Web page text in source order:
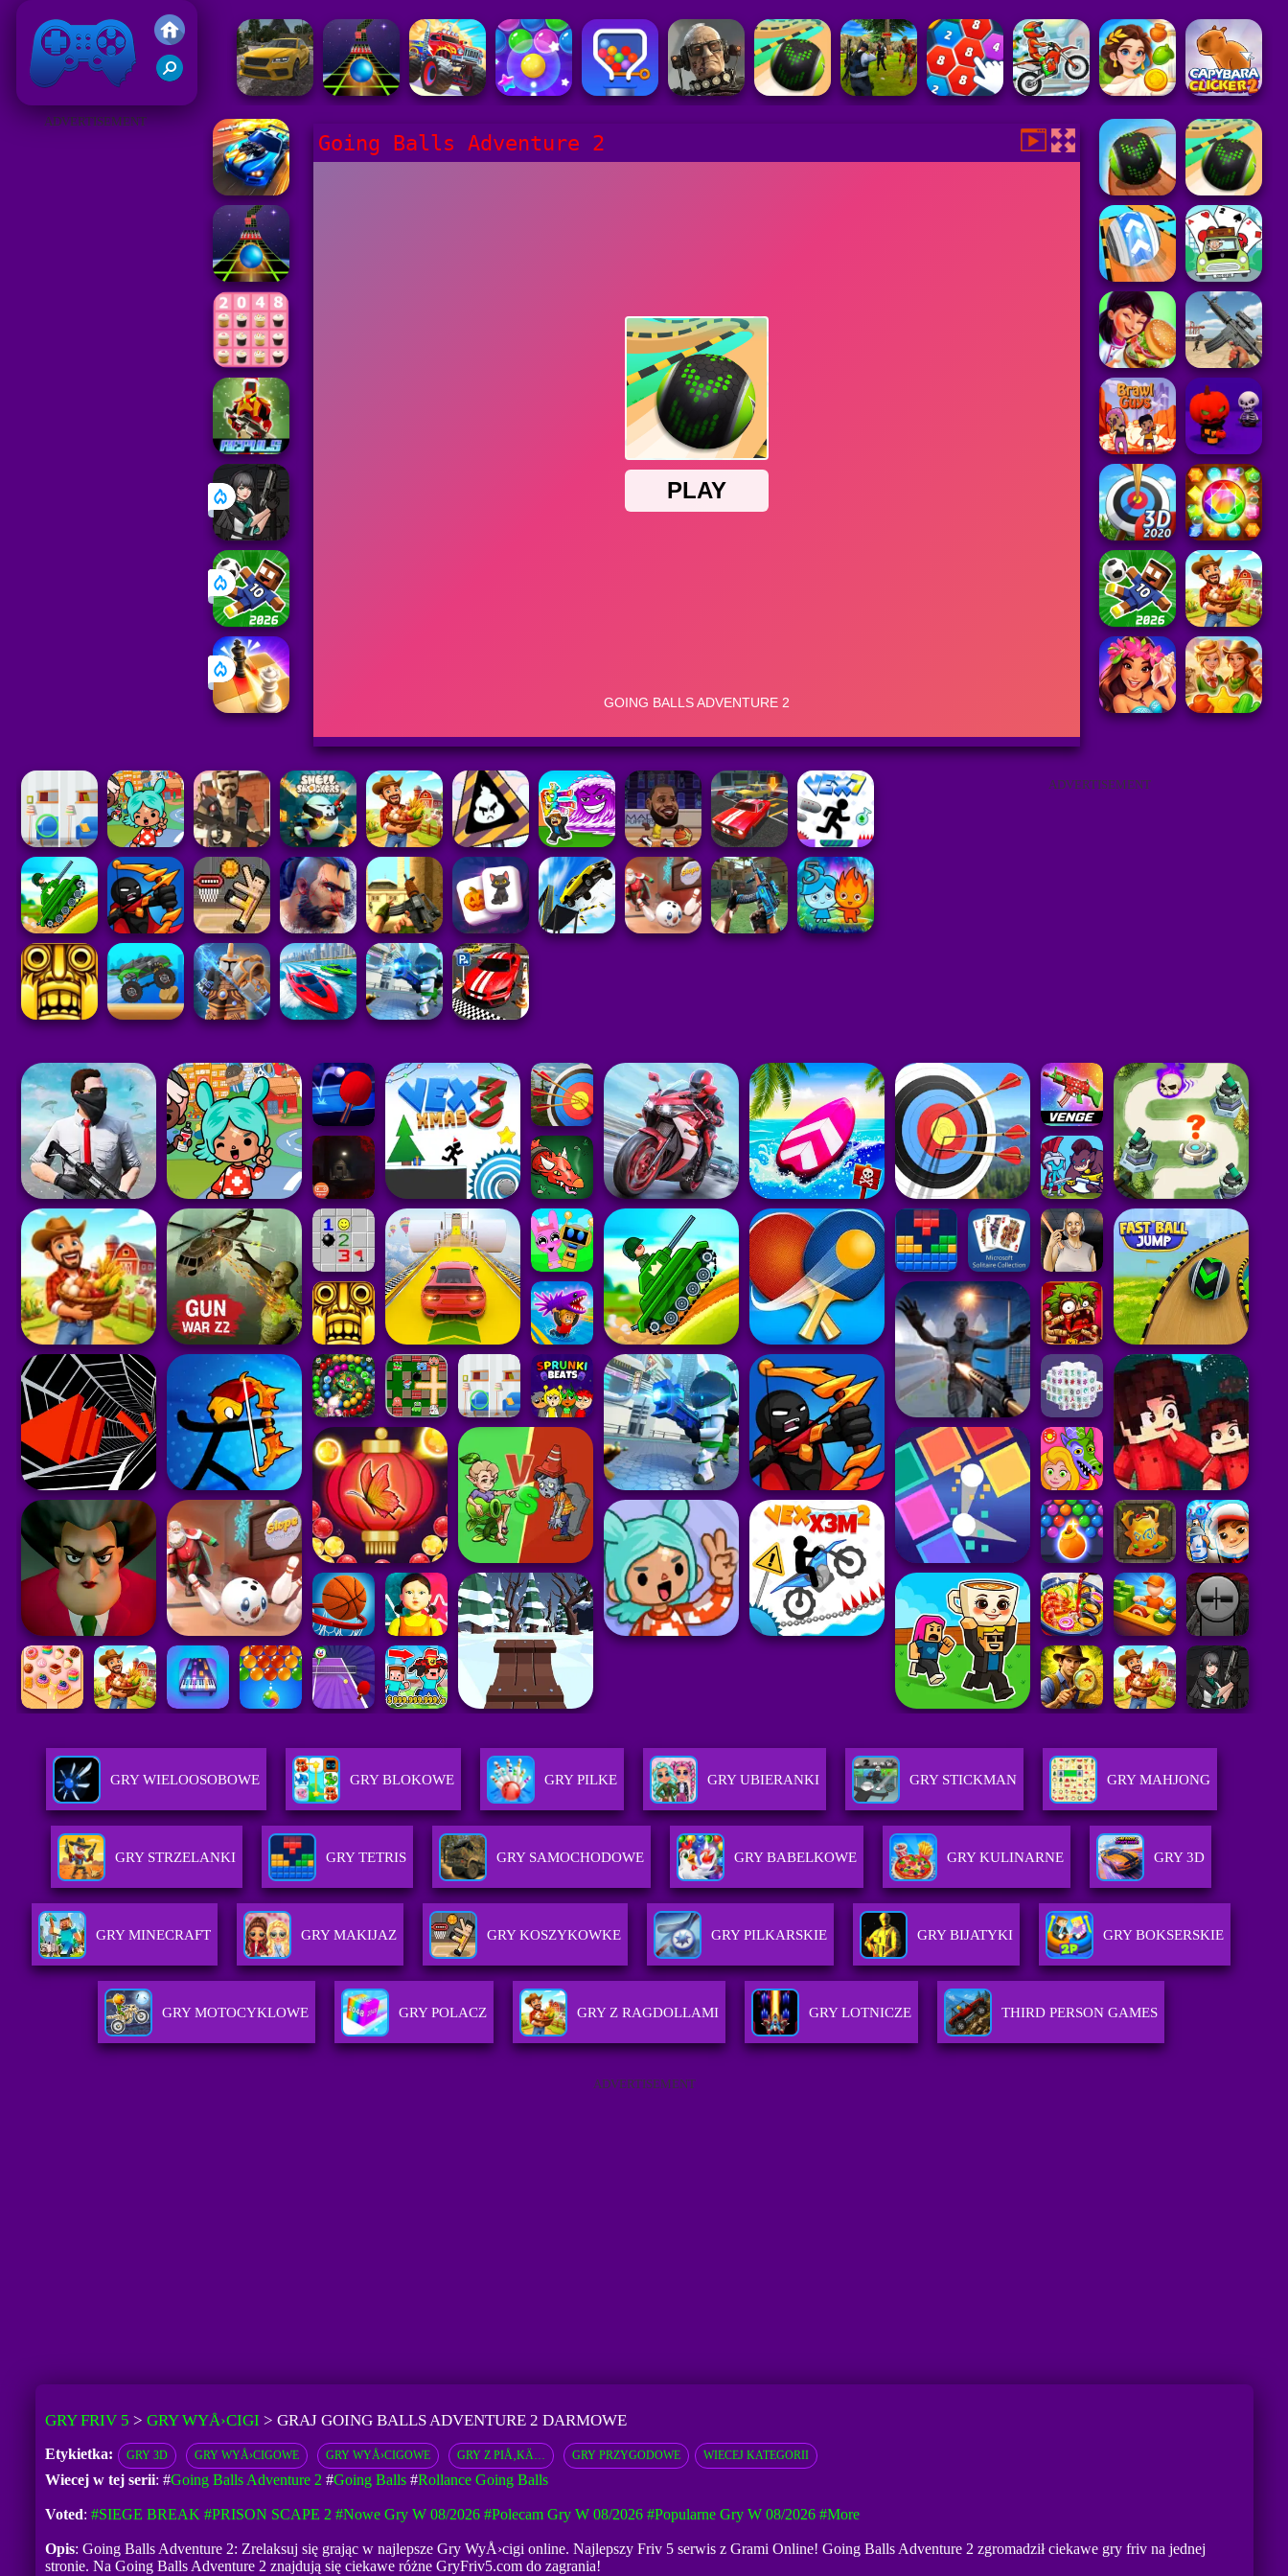
Gry Friv 5
ADVERTISEMENT
Going Balls Adventure 2
ADVERTISEMENT
GRY WIELOOSOBOWE GRY BLOKOWE GRY PILKE GRY UBIERANKI GRY STICKMAN GRY MAHJONG
GRY STRZELANKI GRY TETRIS GRY SAMOCHODOWE GRY BABELKOWE GRY KULINARNE GRY 3D
GRY MINECRAFT GRY MAKIJAZ GRY KOSZYKOWKE GRY PILKARSKIE GRY BIJATYKI GRY BOKSERSKIE
GRY MOTOCYKLOWE GRY POLACZ GRY Z RAGDOLLAMI GRY LOTNICZE THIRD PERSON GAMES
ADVERTISEMENT
GRY FRIV 5 > GRY WYÅ›CIGI > GRAJ GOING BALLS ADVENTURE 2 DARMOWE
Etykietka: GRY 3D GRY WYÅ›CIGOWE GRY WYÅ›CIGOWE GRY Z PIÅ‚KÄ… GRY PRZYGODOWE WIECEJ KATEGORII
Wiecej w tej serii: #Going Balls Adventure 2 #Going Balls#Rollance Going Balls
Voted: #SIEGE BREAK #PRISON SCAPE 2 #Nowe Gry W 08/2026 #Polecam Gry W 08/2026 #Popularne Gry W 08/2026 #more
Opis: Going Balls Adventure 2: Zrelaksuj się grając w najlepsze Gry WyÅ›cigi online. Najlepszy Friv 5 serwis z Grami Online! Going Balls Adventure 2 zgromadził ciekawe gry friv na jednej
stronie. Na Going Balls Adventure 2 znajdują się ciekawe różne GryFriv5.com do zagrania!